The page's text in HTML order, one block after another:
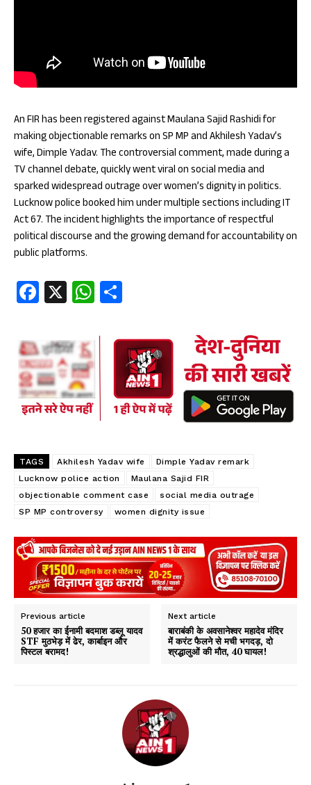
An FIR has been registered against Maulana Sajid Rashidi for
making objectionable remarks on SP MP and Akhilesh Yadav’s
wife, Dimple Yadav. The controversial comment, made during a
TV channel debate, quickly went viral on social media and
sparked widespread outrage over women’s dignity in politics.
Lucknow police booked him under multiple sections including IT
Act 67. The incident highlights the importance of respectful
political discourse and the growing demand for accountability on
public platforms.
Fa
ce
b
oo
k
X W
ha
ts
A
p
p
re
TAGS Akhilesh Yadav wife
Dimple Yadav remark
Lucknow police action
Maulana Sajid FIR
objectionable comment case
social media outrage
SP MP controversy
women dignity issue
Previous article
50 हजार का ईनामी बदमाश डब्लू यादव
STF मुठभेड़ में ढेर, कार्बाइन और
पिस्टल बरामद!
Next article
बाराबंकी के अवसानेश्वर महादेव मंदिर
में करंट फैलने से मची भगदड़, दो
श्रद्धालुओं की मौत, 40 घायल!